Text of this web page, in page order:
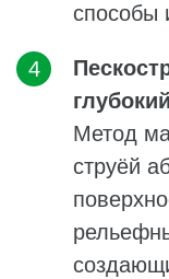
способы
Метод
струёй